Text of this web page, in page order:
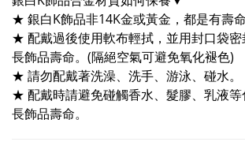
★ 銀白K飾品非14K金或黃金，都是有壽命
★ 配戴過後使用軟布輕拭，並用封口袋密
長飾品壽命。(隔絕空氣可避免氧化褪色)
★ 請勿配戴著洗澡、洗手、游泳、碰水。
★ 配戴時請避免碰觸香水、髮膠、乳液等
長飾品壽命。